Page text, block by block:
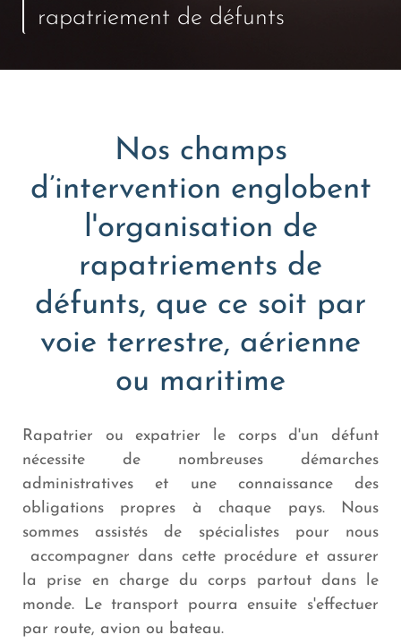
rapatriement de défunts
Nos champs
d’intervention englobent
l'organisation de
rapatriements de
défunts, que ce soit par
voie terrestre, aérienne
ou maritime
Rapatrier ou expatrier le corps d'un défunt
nécessite de nombreuses démarches
administratives et une connaissance des
obligations propres à chaque pays. Nous
sommes assistés de spécialistes pour nous
accompagner dans cette procédure et assurer
la prise en charge du corps partout dans le
monde. Le transport pourra ensuite s'effectuer
par route, avion ou bateau.